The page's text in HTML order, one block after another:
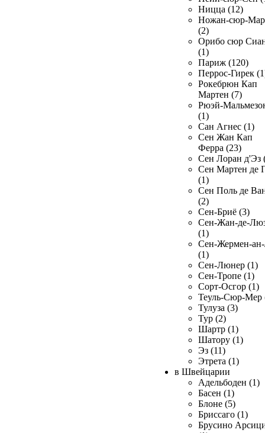
Ницца (12)
Ножан-сюр-
(2)
Орибо сюр
(1)
Париж (120)
Перрос-Гирек
Рокебрюн Кап
Мартен (7)
Рюэй-
(1)
Сан Агнес (1)
Сен Жан Кап
Ферра (23)
Сен Лоран д'Эз
Сен Мартен де
(1)
Сен Поль де
(2)
Сен-Бриё (3)
Сен-Жан-де-
(1)
Сен-Жермен-
(1)
Сен-Люнер (1)
Сен-Тропе (1)
Сорт-Осгор (1)
Теуль-Сюр-Мер
Тулуза (3)
Тур (2)
Шартр (1)
Шатору (1)
Эз (11)
Этрета (1)
в Швейцарии
Адельбоден (1)
Басен (1)
Блоне (5)
Бриссаго (1)
Брусино